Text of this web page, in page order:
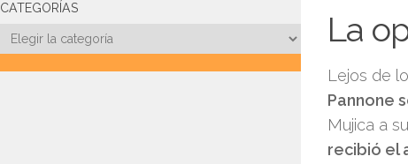
La
Lejos de
Pannone
Mujica a
recibió el
CATEGORÍAS
Categorías